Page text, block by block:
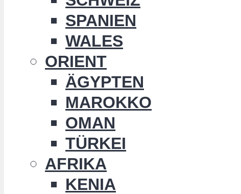
SPANIEN
WALES
ORIENT
ÄGYPTEN
MAROKKO
OMAN
TÜRKEI
AFRIKA
KENIA